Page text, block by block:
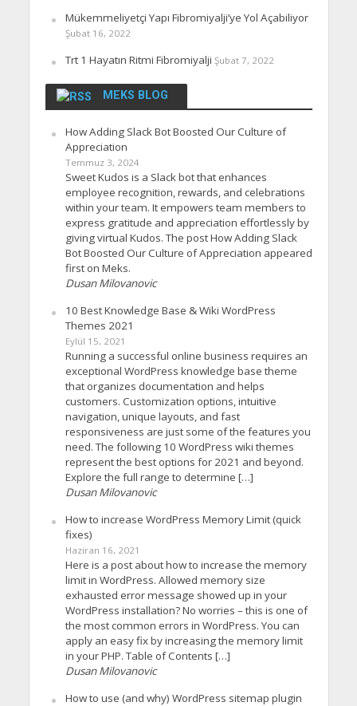
Mükemmeliyetçi Yapı Fibromiyalji’ye Yol Açabiliyor
Şubat 16, 2022
Trt 1 Hayatın Ritmi Fibromiyalji Şubat 7, 2022
MEKS BLOG
How Adding Slack Bot Boosted Our Culture of
Appreciation
Temmuz 3, 2024
Sweet Kudos is a Slack bot that enhances
employee recognition, rewards, and celebrations
within your team. It empowers team members to
express gratitude and appreciation effortlessly by
giving virtual Kudos. The post How Adding Slack
Bot Boosted Our Culture of Appreciation appeared
first on Meks.
Dusan Milovanovic
10 Best Knowledge Base & Wiki WordPress
Themes 2021
Eylül 15, 2021
Running a successful online business requires an
exceptional WordPress knowledge base theme
that organizes documentation and helps
customers. Customization options, intuitive
navigation, unique layouts, and fast
responsiveness are just some of the features you
need. The following 10 WordPress wiki themes
represent the best options for 2021 and beyond.
Explore the full range to determine […]
Dusan Milovanovic
How to increase WordPress Memory Limit (quick
fixes)
Haziran 16, 2021
Here is a post about how to increase the memory
limit in WordPress. Allowed memory size
exhausted error message showed up in your
WordPress installation? No worries – this is one of
the most common errors in WordPress. You can
apply an easy fix by increasing the memory limit
in your PHP. Table of Contents […]
Dusan Milovanovic
How to use (and why) WordPress sitemap plugin